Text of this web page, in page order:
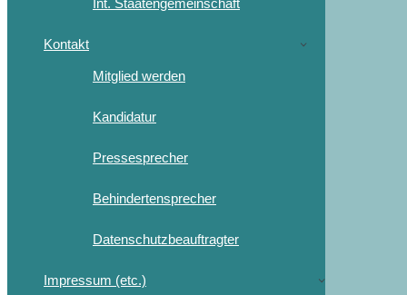
Kontakt
Mitglied werden
Kandidatur
Pressesprecher
Behindertensprecher
Datenschutzbeauftragter
Impressum (etc.)